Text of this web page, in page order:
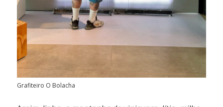
Grafiteiro O Bolacha